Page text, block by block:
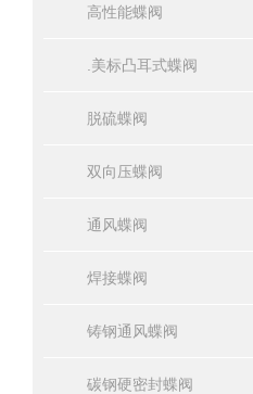
高性能蝶阀
.美标凸耳式蝶阀
脱硫蝶阀
双向压蝶阀
通风蝶阀
焊接蝶阀
铸钢通风蝶阀
碳钢硬密封蝶阀